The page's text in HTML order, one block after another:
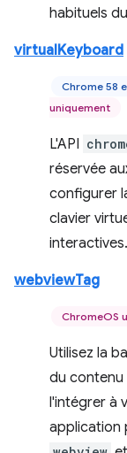
habituels
virtualKeyboard
Chrome 58
uniquement
L'API
réservée
configurer
clavier
interactives.
webviewTag
ChromeOS
Utilisez la
du contenu
l'intégrer à
application